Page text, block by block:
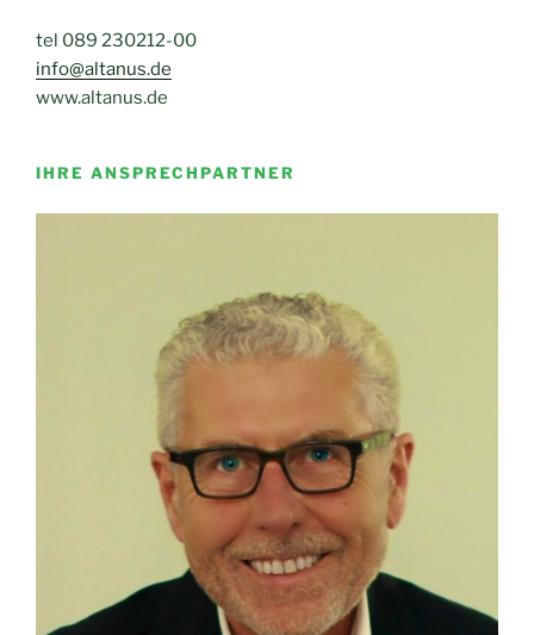
tel 089 230212-00
info@altanus.de
www.altanus.de
IHRE ANSPRECHPARTNER